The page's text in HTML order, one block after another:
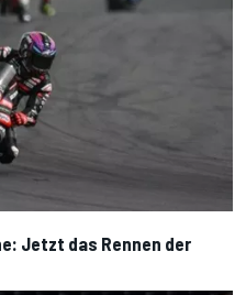
Jetzt das Rennen der